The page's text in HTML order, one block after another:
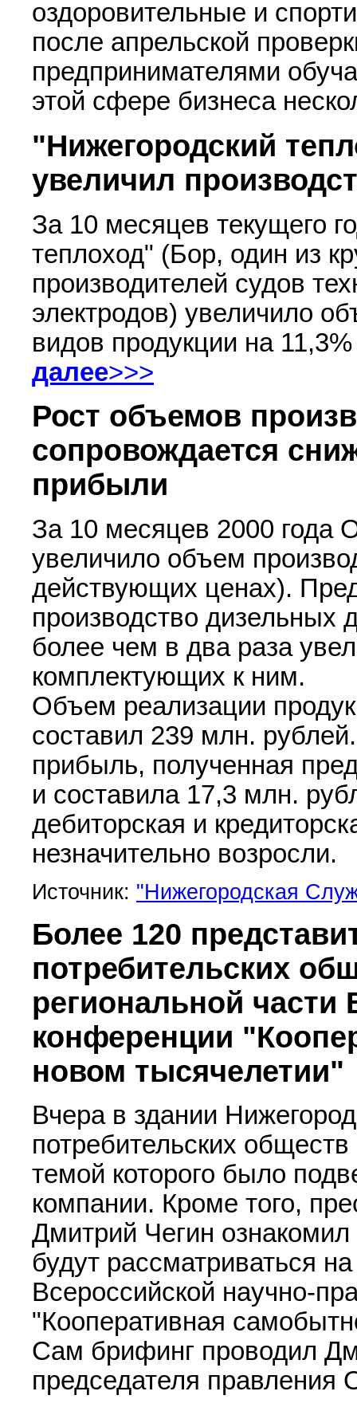
оздоровительные и
после апрельской
предпринимателями
этой сфере бизнеса
"Нижегородский
увеличил
За 10 месяцев текущего
теплоход" (Бор, один из
производителей судов
электродов) увеличило
видов продукции на
далее>>>
Рост объемов
сопровождается
прибыли
За 10 месяцев 2000
увеличило объем
действующих ценах).
производство дизельных
более чем в два раза
комплектующих к ним.
Объем реализации
составил 239 млн.
прибыль, полученная
и составила 17,3 млн.
дебиторская и
незначительно возросли.
Источник: "Нижегородская
Более 120
потребительских
региональной части
конференции
новом тысячелетии"
Вчера в здании
потребительских
темой которого было
компании. Кроме того,
Дмитрий Чегин
будут рассматриваться
Всероссийской научно-
"Кооперативная
Сам брифинг проводил
председателя